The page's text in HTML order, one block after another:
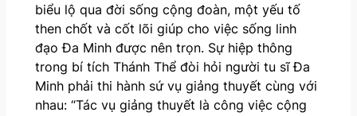
biểu lộ qua đời sống cộng đoàn, một yếu tố
then chốt và cốt lõi giúp cho việc sống linh
đạo Đa Minh được nên trọn. Sự hiệp thông
trong bí tích Thánh Thể đòi hỏi người tu sĩ Đa
Minh phải thi hành sứ vụ giảng thuyết cùng với
nhau: “Tác vụ giảng thuyết là công việc cộng